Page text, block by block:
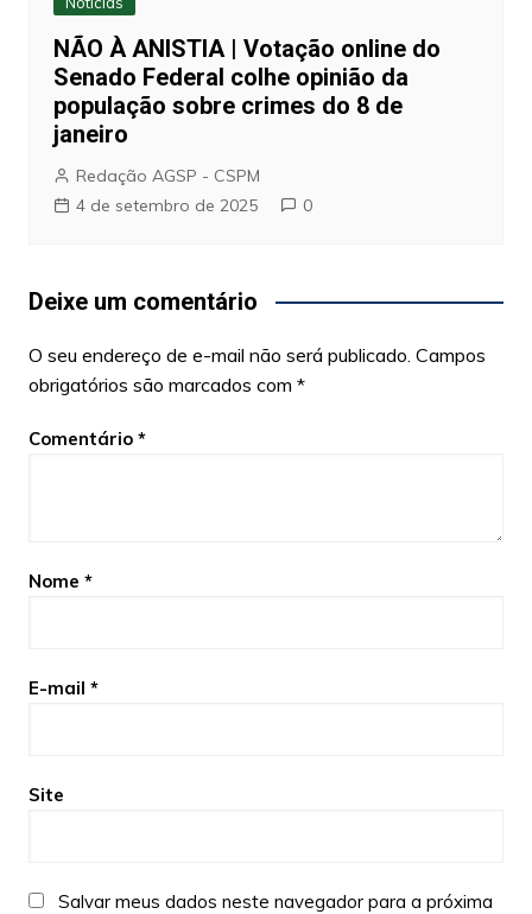
NÃO À ANISTIA | Votação online do
Senado Federal colhe opinião da
população sobre crimes do 8 de
janeiro
Redação AGSP - CSPM
4 de setembro de 2025
0
Deixe um comentário
O seu endereço de e-mail não será publicado. Campos
obrigatórios são marcados com *
Comentário *
Nome *
E-mail *
Site
Salvar meus dados neste navegador para a próxima